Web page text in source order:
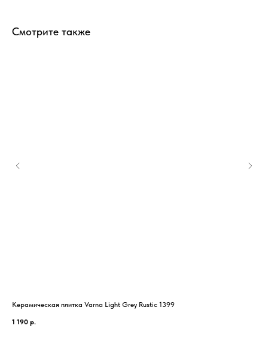
Смотрите также
Керамическая плитка Varna Light Grey Rustic 1399
1 190 р.